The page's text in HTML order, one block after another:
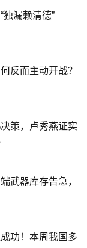
独漏赖清德”
反而主动开战？
策，卢秀燕证实
武器库存告急，
功！本周我国多